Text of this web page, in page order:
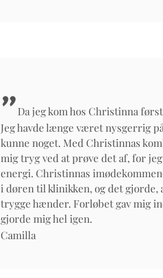
"Da jeg kom hos Christinna
Jeg havde længe været nysgerrig
kunne noget. Med Christinnas
mig tryg ved at prøve det af, for
energi. Christinnas
i døren til klinikken, og det gjorde,
trygge hænder. Forløbet gav mig
gjorde mig hel igen.
Camilla